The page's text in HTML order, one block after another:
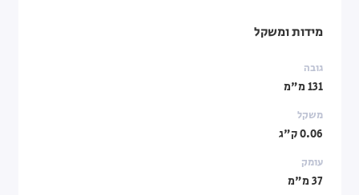
מידות ומשקל
גובה
131 מ"מ
משקל
0.06 ק"ג
עומק
37 מ"מ